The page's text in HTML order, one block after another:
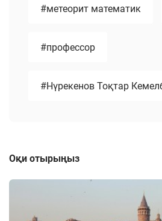
#метеорит математик
#профессор
#Нүрекенов Тоқтар
Оқи отырыңыз